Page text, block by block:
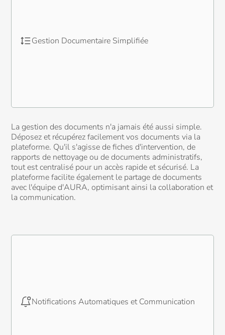
La gestion des documents n'a jamais été aussi simple.
Déposez et récupérez facilement vos documents via la
plateforme. Qu'il s'agisse de fiches d'intervention, de
rapports de nettoyage ou de documents administratifs,
tout est centralisé pour un accès rapide et sécurisé. La
plateforme facilite également le partage de documents
avec l'équipe d'AURA, optimisant ainsi la collaboration et
la communication.
Gestion Documentaire Simplifiée
Notifications Automatiques et Communication